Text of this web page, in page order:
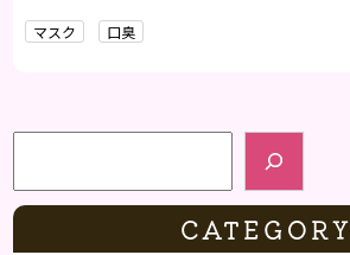
マスク 口臭
検索
CATEGORY